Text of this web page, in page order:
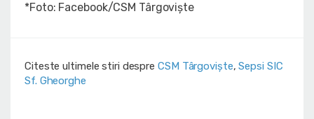
*Foto: Facebook/CSM Târgoviște
Citeste ultimele stiri despre CSM Târgoviște,Sepsi SIC
Sf. Gheorghe